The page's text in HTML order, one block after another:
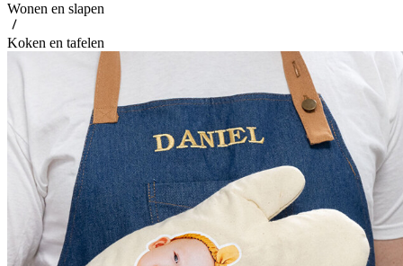
Wonen en slapen
Koken en tafelen